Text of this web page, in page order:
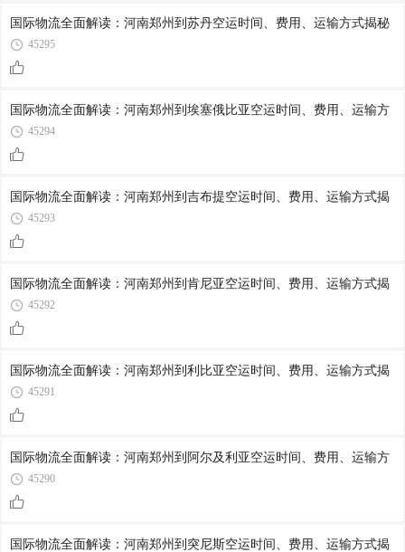
国际物流全面解读：河南郑州到苏丹空运时间、费用、运输方式揭秘
45295
国际物流全面解读：河南郑州到埃塞俄比亚空运时间、费用、运输方
45294
国际物流全面解读：河南郑州到吉布提空运时间、费用、运输方式揭
45293
国际物流全面解读：河南郑州到肯尼亚空运时间、费用、运输方式揭
45292
国际物流全面解读：河南郑州到利比亚空运时间、费用、运输方式揭
45291
国际物流全面解读：河南郑州到阿尔及利亚空运时间、费用、运输方
45290
国际物流全面解读：河南郑州到突尼斯空运时间、费用、运输方式揭